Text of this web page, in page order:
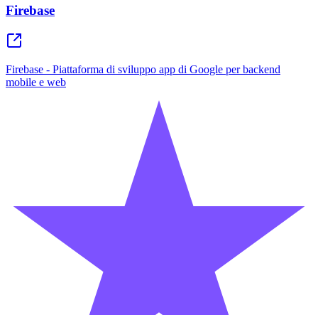
Firebase
Firebase - Piattaforma di sviluppo app di Google per backend
mobile e web